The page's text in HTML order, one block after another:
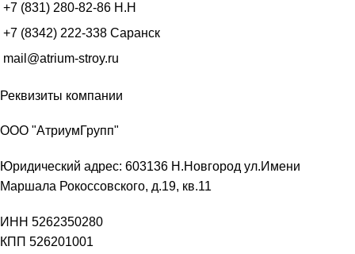
+7 (831) 280-82-86 Н.Н
+7 (8342) 222-338 Саранск
mail@atrium-stroy.ru
Реквизиты компании
ООО "АтриумГрупп"
Юридический адрес: 603136 Н.Новгород ул.Имени
Маршала Рокоссовского, д.19, кв.11
ИНН 5262350280
КПП 526201001